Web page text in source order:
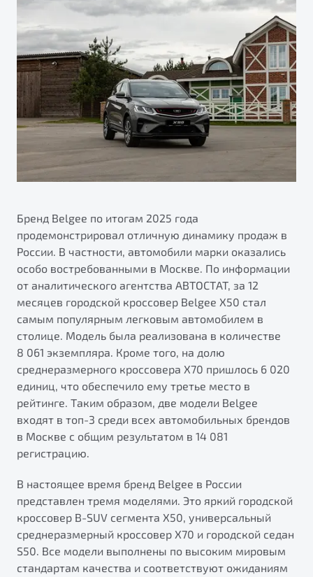
Яркий кроссовер
от 2 219 990 ₽*
Обзор В наличии
S50
Элегантный и практичный седан
от 1 699 990 ₽*
Обзор В наличии
X70
Универсальный кроссовер
от 2 499 990 ₽*
Трейд-ин
Страхование
Расчет КАСКО
Узнайте о специальных выгодах при покупке
автомобиля Belgee
Подробно
Автомобили в наличии
Тест-драйв
Автокредит
Гарантия Belgee
Belgee Линк
Belgee Клуб
Belgee Плюс
Реферальная программа
Клиентская поддержка
Будьте еще более уверены на дорогах с программой
"Помощь на дорогах"
Преимущества программы
Запись на сервис
Калькулятор ТО
Клиентская поддержка
О дилерском центре
Правовая информация
Бренд Belgee по итогам 2025 года
продемонстрировал отличную динамику продаж в
России. В частности, автомобили марки оказались
особо востребованными в Москве. По информации
от аналитического агентства АВТОСТАТ, за 12
месяцев городской кроссовер Belgee X50 стал
самым популярным легковым автомобилем в
столице. Модель была реализована в количестве
8 061 экземпляра. Кроме того, на долю
среднеразмерного кроссовера X70 пришлось 6 020
единиц, что обеспечило ему третье место в
рейтинге. Таким образом, две модели Belgee
входят в топ-3 среди всех автомобильных брендов
в Москве с общим результатом в 14 081
регистрацию.
В настоящее время бренд Belgee в России
представлен тремя моделями. Это яркий городской
кроссовер B-SUV сегмента X50, универсальный
среднеразмерный кроссовер X70 и городской седан
S50. Все модели выполнены по высоким мировым
стандартам качества и соответствуют ожиданиям